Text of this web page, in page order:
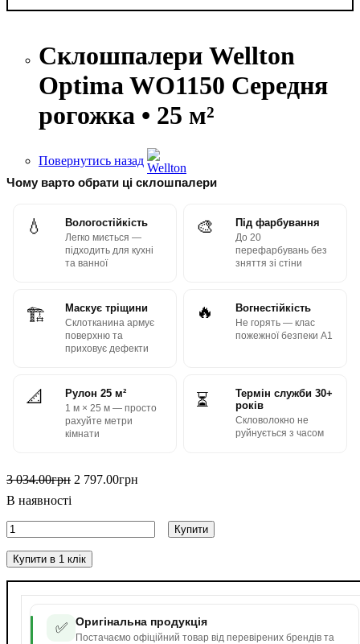
Склошпалери Wellton
Optima WO1150 Середня
рогожка • 25 м²
Повернутись назад
✅ Оригінальна продукція
Постачаємо офіційний товар від перевірених брендів та
Чому варто обрати ці склошпалери
💧 Вологостійкість
Легко миється —
підходить для кухні
та ванної
🎨 Під фарбування
До 20
перефарбувань без
зняття зі стіни
🏗 Маскує тріщини
Склотканина армує
поверхню та
приховує дефекти
🔥 Вогнестійкість
Не горять — клас
пожежної безпеки А1
📐 Рулон 25 м²
1 м × 25 м — просто
рахуйте метри
кімнати
⏳
Термін служби 30+
років
Скловолокно не
руйнується з часом
3 034.00грн 2 797.00грн
В наявності
Купити
Купити в 1 клік